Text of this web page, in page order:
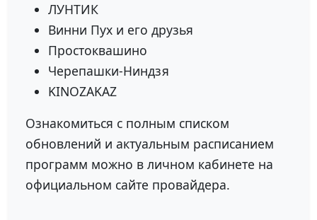
ЛУНТИК
Винни Пух и его друзья
Простоквашино
Черепашки-Ниндзя
KINOZAKAZ
Ознакомиться с полным списком
обновлений и актуальным расписанием
программ можно в личном кабинете на
официальном сайте провайдера.